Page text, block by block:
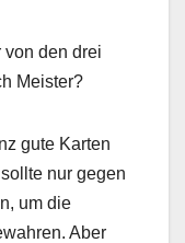
von den drei
Meister?
gute Karten
nur gegen
um die
Aber